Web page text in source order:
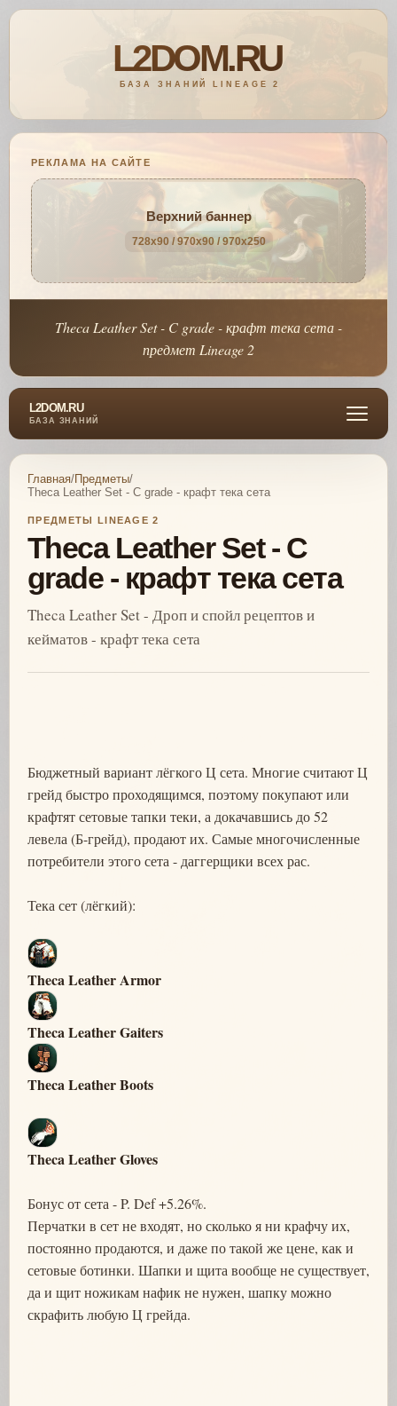
РЕКЛАМА НА САЙТЕ
Верхний баннер
728x90 / 970x90 / 970x250
Theca Leather Set - C grade - крафт тека сета -
предмет Lineage 2
L2DOM.RU
БАЗА ЗНАНИЙ
Главная/Предметы/
Theca Leather Set - C grade - крафт тека сета
ПРЕДМЕТЫ LINEAGE 2
Theca Leather Set - C
grade - крафт тека сета
Theca Leather Set - Дроп и спойл рецептов и
кейматов - крафт тека сета
Бюджетный вариант лёгкого Ц сета. Многие считают Ц
грейд быстро проходящимся, поэтому покупают или
крафтят сетовые тапки теки, а докачавшись до 52
левела (Б-грейд), продают их. Самые многочисленные
потребители этого сета - даггерщики всех рас.
Тека сет (лёгкий):
Theca Leather Armor
Theca Leather Gaiters
Theca Leather Boots
Theca Leather Gloves
Бонус от сета - P. Def +5.26%.
Перчатки в сет не входят, но сколько я ни крафчу их,
постоянно продаются, и даже по такой же цене, как и
сетовые ботинки. Шапки и щита вообще не существует,
да и щит ножикам нафик не нужен, шапку можно
скрафить любую Ц грейда.